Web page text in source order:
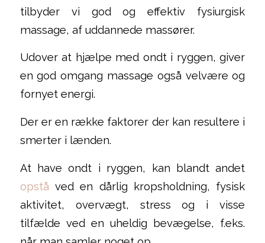
tilbyder vi god og effektiv fysiurgisk
massage, af uddannede massører.
Udover at hjælpe med ondt i ryggen, giver
en god omgang massage også velvære og
fornyet energi.
Der er en række faktorer der kan resultere i
smerter i lænden.
At have ondt i ryggen, kan blandt andet
opstå ved en dårlig kropsholdning, fysisk
aktivitet, overvægt, stress og i visse
tilfælde ved en uheldig bevægelse, f.eks.